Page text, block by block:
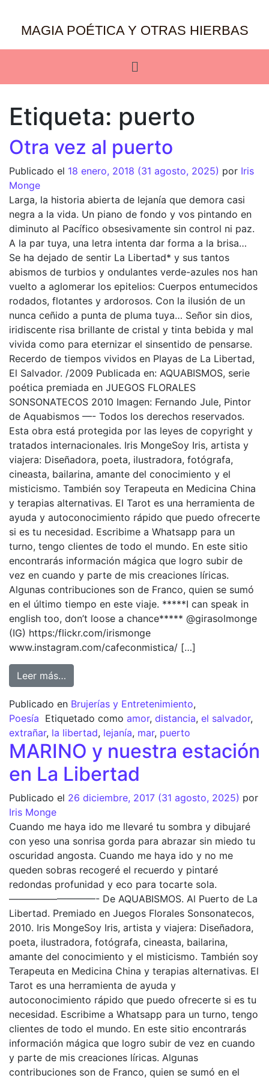
MAGIA POÉTICA Y OTRAS HIERBAS
Etiqueta: puerto
Otra vez al puerto
Publicado el 18 enero, 2018 (31 agosto, 2025) por Iris
Monge
Larga, la historia abierta de lejanía que demora casi
negra a la vida. Un piano de fondo y vos pintando en
diminuto al Pacífico obsesivamente sin control ni paz.
A la par tuya, una letra intenta dar forma a la brisa…
Se ha dejado de sentir La Libertad* y sus tantos
abismos de turbios y ondulantes verde-azules nos han
vuelto a aglomerar los epitelios: Cuerpos entumecidos
rodados, flotantes y ardorosos. Con la ilusión de un
nunca ceñido a punta de pluma tuya… Señor sin dios,
iridiscente risa brillante de cristal y tinta bebida y mal
vivida como para eternizar el sinsentido de pensarse.
Recerdo de tiempos vividos en Playas de La Libertad,
El Salvador. /2009 Publicada en: AQUABISMOS, serie
poética premiada en JUEGOS FLORALES
SONSONATECOS 2010 Imagen: Fernando Jule, Pintor
de Aquabismos —- Todos los derechos reservados.
Esta obra está protegida por las leyes de copyright y
tratados internacionales. Iris MongeSoy Iris, artista y
viajera: Diseñadora, poeta, ilustradora, fotógrafa,
cineasta, bailarina, amante del conocimiento y el
misticismo. También soy Terapeuta en Medicina China
y terapias alternativas. El Tarot es una herramienta de
ayuda y autoconocimiento rápido que puedo ofrecerte
si es tu necesidad. Escribime a Whatsapp para un
turno, tengo clientes de todo el mundo. En este sitio
encontrarás información mágica que logro subir de
vez en cuando y parte de mis creaciones líricas.
Algunas contribuciones son de Franco, quien se sumó
en el último tiempo en este viaje. *****I can speak in
english too, don’t loose a chance***** @girasolmonge
(IG) https:/flickr.com/irismonge
www.instagram.com/cafeconmistica/ […]
Leer más…
Publicado en Brujerías y Entretenimiento,
Poesía Etiquetado como amor, distancia, el salvador,
extrañar, la libertad, lejanía, mar, puerto
MARINO y nuestra estación
en La Libertad
Publicado el 26 diciembre, 2017 (31 agosto, 2025) por
Iris Monge
Cuando me haya ido me llevaré tu sombra y dibujaré
con yeso una sonrisa gorda para abrazar sin miedo tu
oscuridad angosta. Cuando me haya ido y no me
queden sobras recogeré el recuerdo y pintaré
redondas profunidad y eco para tocarte sola.
—————————- De AQUABISMOS. Al Puerto de La
Libertad. Premiado en Juegos Florales Sonsonatecos,
2010. Iris MongeSoy Iris, artista y viajera: Diseñadora,
poeta, ilustradora, fotógrafa, cineasta, bailarina,
amante del conocimiento y el misticismo. También soy
Terapeuta en Medicina China y terapias alternativas. El
Tarot es una herramienta de ayuda y
autoconocimiento rápido que puedo ofrecerte si es tu
necesidad. Escribime a Whatsapp para un turno, tengo
clientes de todo el mundo. En este sitio encontrarás
información mágica que logro subir de vez en cuando
y parte de mis creaciones líricas. Algunas
contribuciones son de Franco, quien se sumó en el